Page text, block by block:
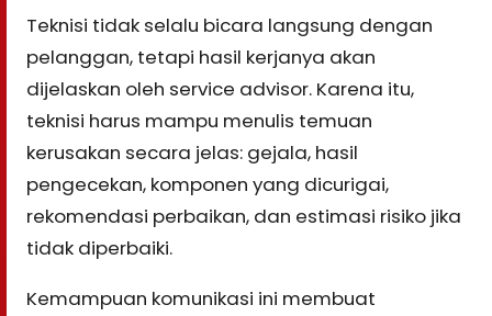
Teknisi tidak selalu bicara langsung dengan
pelanggan, tetapi hasil kerjanya akan
dijelaskan oleh service advisor. Karena itu,
teknisi harus mampu menulis temuan
kerusakan secara jelas: gejala, hasil
pengecekan, komponen yang dicurigai,
rekomendasi perbaikan, dan estimasi risiko jika
tidak diperbaiki.
Kemampuan komunikasi ini membuat